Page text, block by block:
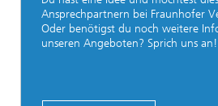
Ansprechpartnern bei Fraunhofer
Oder benötigst du noch weitere
unseren Angeboten? Sprich uns an!